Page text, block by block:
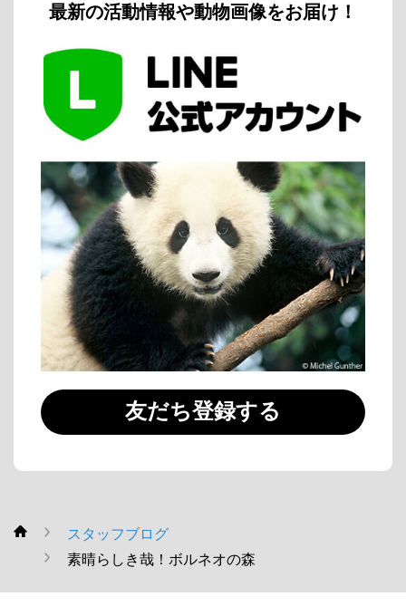
最新の活動情報や動物画像をお届け！
友だち登録する
WWF
スタッフブログ
素晴らしき哉！ボルネオの森